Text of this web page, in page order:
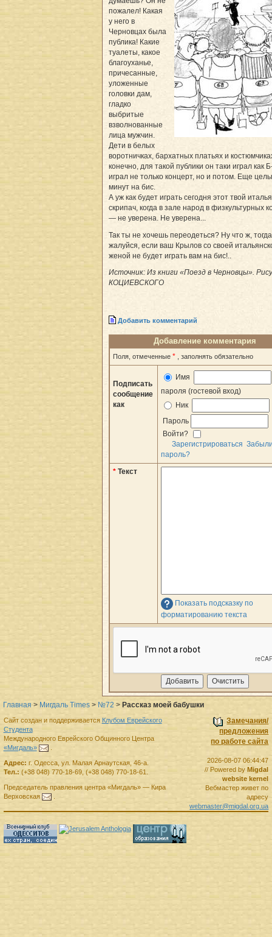
пожалел! Какая
у него в
Черновцах была
публика! Какие
туалеты, какое
благоуханье,
причесанные,
уложенные
головки дам,
гладко
выбритые
взволнованные
лица мужчин.
Дети в белых
воротничках, бархатных платьях и
конечно, для такой публики он таки играл как
играл не только концерт, но и потом. Еще
минут на бис.
А уж как будет играть сегодня этот твой
скрипач, когда в зале народ в физкультурных
— не уверена. Не уверена...
Так ты не хочешь переодеться? Ну что ж,
жалуйся, если ваш Крылов со своей
женой не будет играть вам на бис!..
Источник: Из книги «Поезд в Черновцы».
КОЦИЕВСКОГО
Добавить комментарий
Добавление комментария
Поля, отмеченные * , заполнять обязательно
Подписать
сообщение
как
Имя
пароля (гостевой вход)
Ник
Пароль
Войти?
Зарегистрироваться
пароль?
* Текст
Показать подсказку по
форматированию текста
Главная > Мигдаль Times > №72 > Рассказ моей бабушки
Замечания/
предложения
по работе сайта
2026-08-07 06:44:47
// Powered byMigdal
website kernel
Вебмастер живет по
адресу
webmaster@migdal.org.ua
Сайт создан и поддерживается Клубом Еврейского
Студента
Международного Еврейского Общинного Центра
«Мигдаль»
.
Адрес: г. Одесса, ул. Малая Арнаутская, 46-а.
Тел.: (+38 048) 770-18-69, (+38 048) 770-18-61
Председатель правленияцентра «Мигдаль»— Кира
Верховская
.